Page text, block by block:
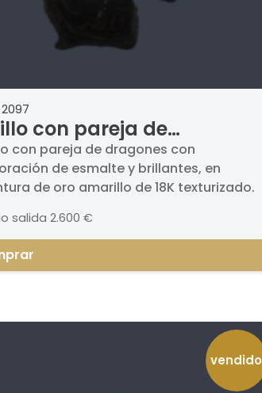
con pareja de
con decoración de
y brillantes, en
de oro amarillo de
texturizado.
con pareja de dragones con
de esmalte y brillantes, en
de oro amarillo de 18K texturizado.
salida 2.600 €
vendido